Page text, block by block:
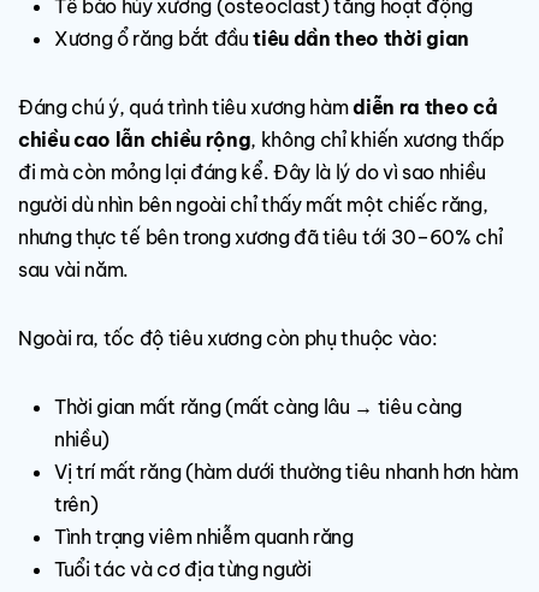
Tế bào hủy xương (osteoclast) tăng hoạt động
Xương ổ răng bắt đầutiêu dần theo thời gian
Đáng chú ý, quá trình tiêu xương hàmdiễn ra theo cả
chiều cao lẫn chiều rộng, không chỉ khiến xương thấp
đi mà còn mỏng lại đáng kể. Đây là lý do vì sao nhiều
người dù nhìn bên ngoài chỉ thấy mất một chiếc răng,
nhưng thực tế bên trong xương đã tiêu tới 30–60% chỉ
sau vài năm.
Ngoài ra, tốc độ tiêu xương còn phụ thuộc vào:
Thời gian mất răng (mất càng lâu → tiêu càng
nhiều)
Vị trí mất răng (hàm dưới thường tiêu nhanh hơn hàm
trên)
Tình trạng viêm nhiễm quanh răng
Tuổi tác và cơ địa từng người